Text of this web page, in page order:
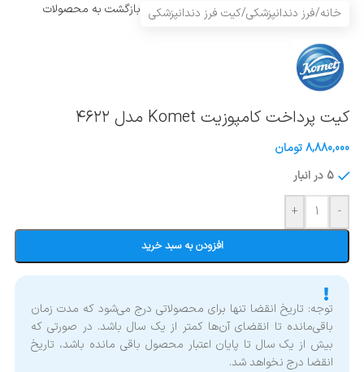
خانه/فرز دندانپزشکی/کیت فرز دندانپزشکی بازگشت به محصولات
کیت پرداخت کامپوزیت Komet مدل ۴۶۲۲
8,880,000تومان
5 در انبار
-
+
افزودن به سبد خرید
توجه: تاریخ انقضا تنها برای محصولاتی درج می‌شود که مدت زمان
باقی‌مانده تا انقضای آن‌ها کمتر از یک سال باشد. در صورتی که
بیش از یک سال تا پایان اعتبار محصول باقی مانده باشد، تاریخ
انقضا درج نخواهد شد.